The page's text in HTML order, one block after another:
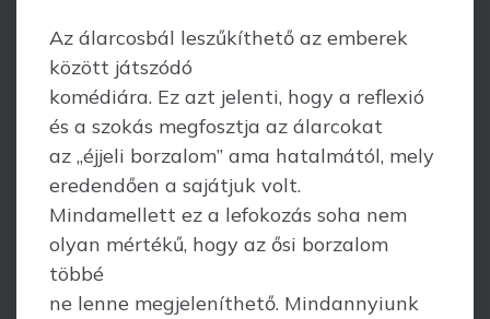
Az álarcosbál leszűkíthető az emberek
között játszódó
komédiára. Ez azt jelenti, hogy a reflexió
és a szokás megfosztja az álarcokat
az „éjjeli borzalom” ama hatalmától, mely
eredendően a sajátjuk volt.
Mindamellett ez a lefokozás soha nem
olyan mértékű, hogy az ősi borzalom
többé
ne lenne megjeleníthető. Mindannyiunk